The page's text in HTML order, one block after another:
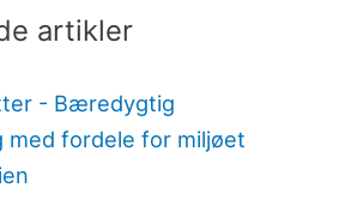
artikler